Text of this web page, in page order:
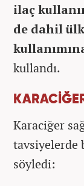
ilaç
de dahil
kullandı.
Karaciğer
tavsiyelerde
söyledi: